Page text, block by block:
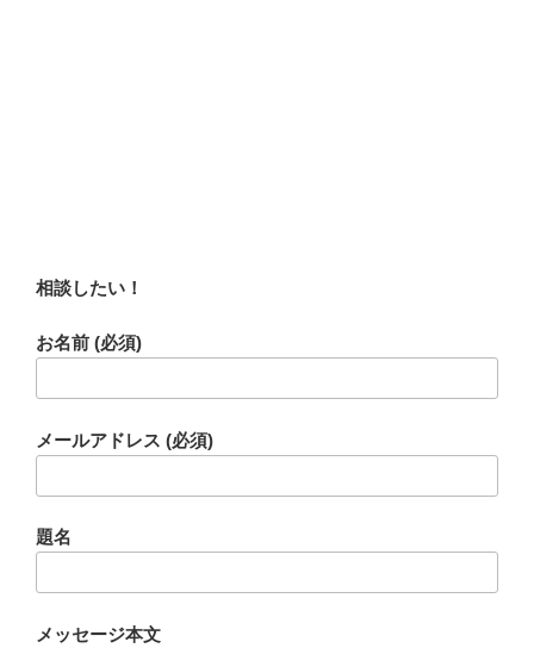
相談したい！
お名前 (必須)
メールアドレス (必須)
題名
メッセージ本文